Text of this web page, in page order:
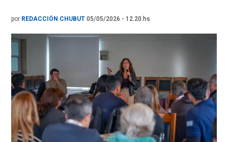
por REDACCIÓN CHUBUT 05/05/2026 - 12.20.hs